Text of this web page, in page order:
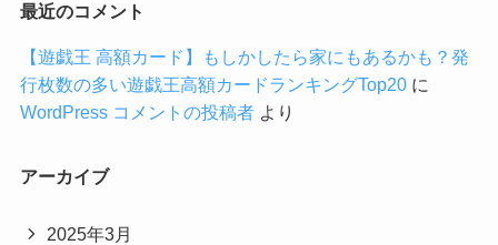
最近のコメント
【遊戯王 高額カード】もしかしたら家にもあるかも？発
行枚数の多い遊戯王高額カードランキングTop20に
WordPress コメントの投稿者より
アーカイブ
2025年3月